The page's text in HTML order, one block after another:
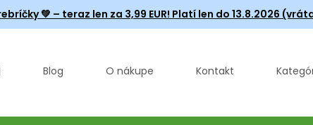
💚 – teraz len za 3,99 EUR! Platí len do 13.8.2026
Blog O nákupe Kontakt